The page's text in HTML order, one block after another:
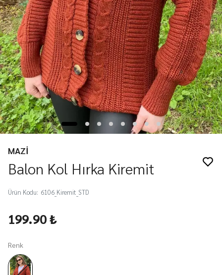
MAZİ
Balon Kol Hırka Kiremit
Ürün Kodu: 6106_Kiremit_STD
199.90 ₺
Renk